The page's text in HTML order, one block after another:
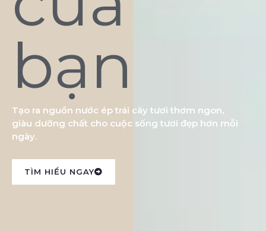
bạn
Tạo ra nguồn nước ép trái cây tươi thơm ngon,
giàu dưỡng chất cho cuộc sống tươi đẹp hơn mỗi
ngày.
TÌM HIỂU NGAY